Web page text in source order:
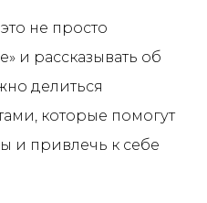
не просто
и рассказывать об
делиться
которые помогут
и привлечь к себе